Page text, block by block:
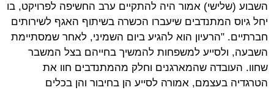
השבוע (שלישי) אמור היה להתקיים ערב החשיפה לפרויקט, בו
יחל גיוס המתנדבים שיעברו הכשרה בשיתוף האגף לשירותים
חברתיים. "הרעיון הוא להגיע ביום השמיני, לאחר שמסתיימת
השבעה, ולסייע למשפחות להמשיך בחייהם בצל המשבר
שחוו. העובדה שהמארגנים וחלק מהמתנדבים חוו את
הטרגדיה בעצמם, אמורה לסייע הן בחיבור והן בכלים